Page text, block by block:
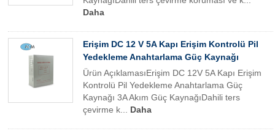
Daha
Erişim DC 12 V 5A Kapı Erişim Kontrolü Pil
Yedekleme Anahtarlama Güç Kaynağı
Ürün AçıklamasıErişim DC 12V 5A Kapı Erişim
Kontrolü Pil Yedekleme Anahtarlama Güç
Kaynağı 3A Akım Güç KaynağıDahili ters
çevirme k... Daha